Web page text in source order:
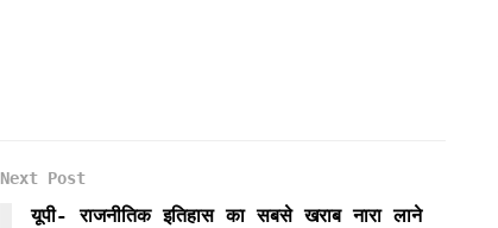
Next Post
यूपी- राजनीतिक इतिहास का सबसे खराब नारा लाने